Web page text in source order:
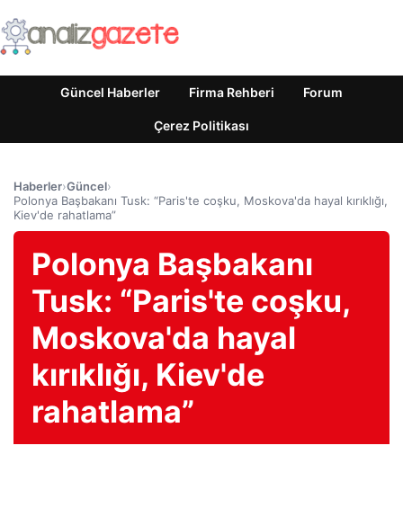
Güncel Haberler Firma Rehberi Forum
Çerez Politikası
Haberler›Güncel›
Polonya Başbakanı Tusk: “Paris'te coşku, Moskova'da hayal kırıklığı,
Kiev'de rahatlama”
Polonya Başbakanı
Tusk: “Paris'te coşku,
Moskova'da hayal
kırıklığı, Kiev'de
rahatlama”